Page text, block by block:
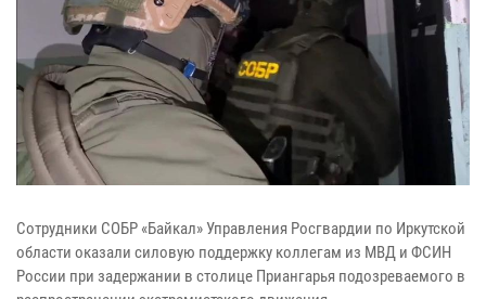
Сотрудники СОБР «Байкал» Управления Росгвардии по Иркутской
области оказали силовую поддержку коллегам из МВД и ФСИН
России при задержании в столице Приангарья подозреваемого в